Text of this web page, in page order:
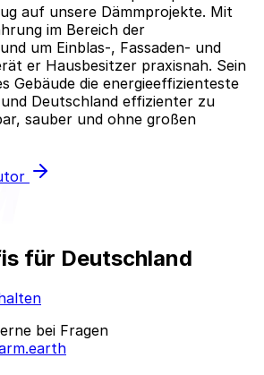
auf unsere Dämmprojekte. Mit
im Bereich der
um Einblas-, Fassaden- und
er Hausbesitzer praxisnah. Sein
Gebäude die energieeffizienteste
Deutschland effizienter zu
sauber und ohne großen
für Deutschland
bei Fragen